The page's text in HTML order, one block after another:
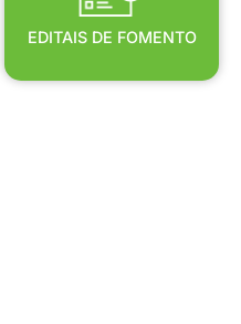
EDITAIS DE FOMENTO